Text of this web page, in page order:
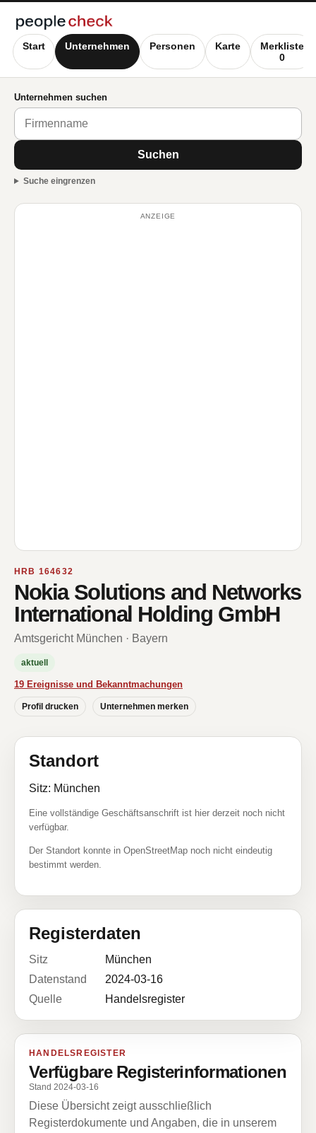
Start Unternehmen Personen Karte
Merkliste
0
Unternehmen suchen
Suchen
Suche eingrenzen
ANZEIGE
HRB 164632
Nokia Solutions and Networks
International Holding GmbH
Amtsgericht München · Bayern
aktuell
19 Ereignisse und Bekanntmachungen
Profil drucken Unternehmen merken
Standort
Sitz: München
Eine vollständige Geschäftsanschrift ist hier derzeit noch nicht
verfügbar.
Der Standort konnte in OpenStreetMap noch nicht eindeutig
bestimmt werden.
Registerdaten
Sitz
München
Datenstand
2024-03-16
Quelle
Handelsregister
HANDELSREGISTER
Verfügbare Registerinformationen
Stand 2024-03-16
Diese Übersicht zeigt ausschließlich
Registerdokumente und Angaben, die in unserem